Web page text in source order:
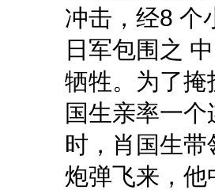
冲击，经8 个
日军包围之
牺牲。为了
国生亲率一
时，肖国生
炮弹飞来，